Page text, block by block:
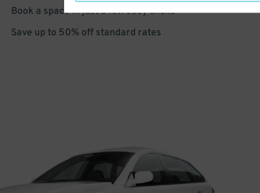
Book a space in just a few easy clicks
Save up to 50% off standard rates